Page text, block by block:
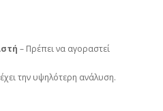
– Πρέπει να αγοραστεί
την υψηλότερη ανάλυση.